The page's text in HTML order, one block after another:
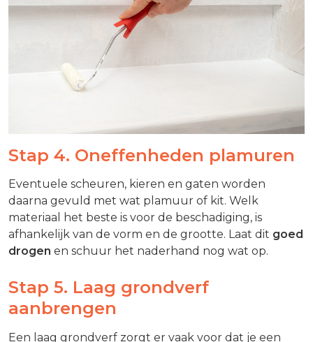
Stap 4. Oneffenheden plamuren
Eventuele scheuren, kieren en gaten worden
daarna gevuld met wat plamuur of kit. Welk
materiaal het beste is voor de beschadiging, is
afhankelijk van de vorm en de grootte. Laat dit goed
drogen en schuur het naderhand nog wat op.
Stap 5. Laag grondverf
aanbrengen
Een laag grondverf zorgt er vaak voor dat je een